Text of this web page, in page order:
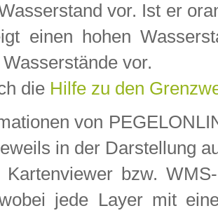
vor. Ist er
einen hohen
vor.
die Hilfe zu den
von
in der Darstellung
Kartenviewer bzw.
jede Layer mit